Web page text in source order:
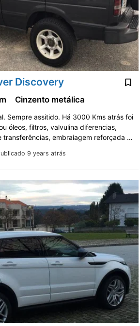
Discovery
9 years atrás
Cinzento metálica
Sempre assitido. Há 3000 Kms atrás foi
óleos, filtros, valvulina diferencias,
transferências, embraiagem reforçada …